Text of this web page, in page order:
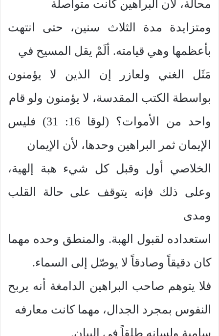
محالة، لأن البراهين كانت متواصلة
ومتزايدة مدة الثلاث سنين، حتى انتهت
بأعظمها وهي قيامته. ألَمْ يقل المسيح في
مَثَل الغني ولعازر إن الذين لا يؤمنون
بواسطة الكتب المقدسة، لا يؤمنون ولو قام
واحد من الأموات؟ (لوقا 16: 31) فليس
الإيمان ثمر البراهين وحدها، لأن الإيمان
الخلاصي أول وقبل كل شيء هبة إلهية،
وعلى ذلك فإنه يتوقف على حالة القلب
ومدى
استعداده لقبول الهبة. والمنطق وحده مهما
كان دقيقاً وصادقاً لا يوصّل إلى السماء.
فلا يتوهم صاحب البراهين الدامغة أنه يربح
النفوس بمجرد الجدال، مهما كانت معارفه
سامية ولسانه طلِقاً في البيان.